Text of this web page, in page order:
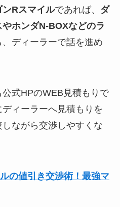
ンRスマイルであれば、 ダ
ホンダN-BOXなどのラ
ディーラーで話を進め
式HPのWEB見積もりで
ィーラーへ見積もりを
ながら交渉しやすくな
の値引き交渉術！最強マ